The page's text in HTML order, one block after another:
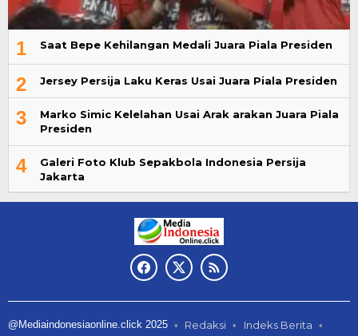
1 Saat Bepe Kehilangan Medali Juara Piala Presiden
2 Jersey Persija Laku Keras Usai Juara Piala Presiden
3
Marko Simic Kelelahan Usai Arak arakan Juara Piala
Presiden
4
Galeri Foto Klub Sepakbola Indonesia Persija
Jakarta
@Mediaindonesiaonline.click 2025 Redaksi
Indeks Berita